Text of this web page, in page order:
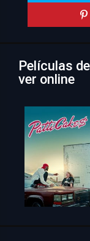
Películas
ver online